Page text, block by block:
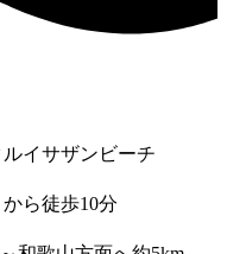
イサザンビーチ
ら徒歩10分